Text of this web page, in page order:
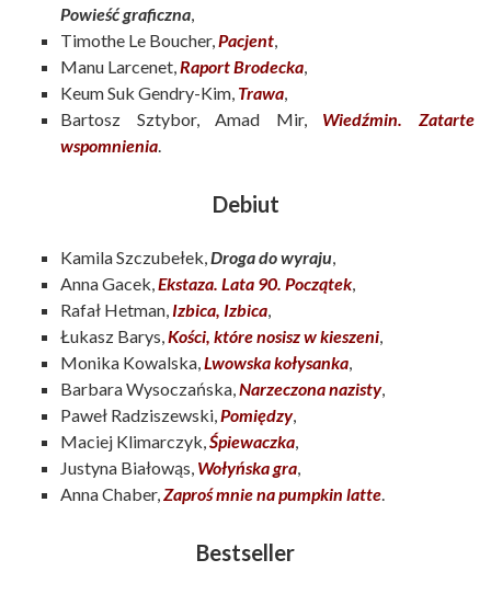
Powieść graficzna,
Timothe Le Boucher,Pacjent,
Manu Larcenet,Raport Brodecka,
Keum Suk Gendry-Kim, Trawa,
Bartosz Sztybor, Amad Mir, Wiedźmin. Zatarte
wspomnienia.
Debiut
Kamila Szczubełek,Droga do wyraju,
Anna Gacek,Ekstaza. Lata 90. Początek,
Rafał Hetman, Izbica, Izbica,
Łukasz Barys,Kości, które nosisz w kieszeni,
Monika Kowalska,Lwowska kołysanka,
Barbara Wysoczańska,Narzeczona nazisty,
Paweł Radziszewski,Pomiędzy,
Maciej Klimarczyk,Śpiewaczka,
Justyna Białowąs, Wołyńska gra,
Anna Chaber,Zaproś mnie na pumpkin latte.
Bestseller